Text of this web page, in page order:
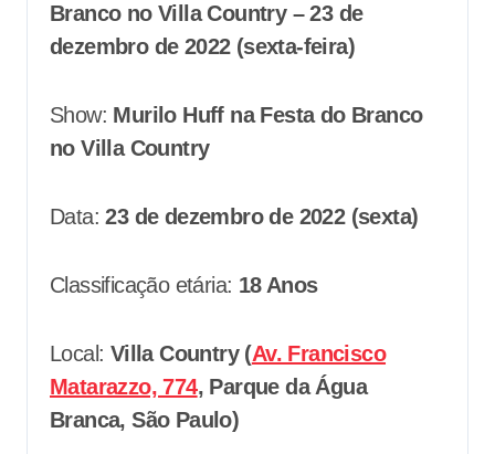
Branco no Villa Country – 23 de
dezembro de 2022 (sexta-feira)
Show: Murilo Huff na Festa do Branco
no Villa Country
Data: 23 de dezembro de 2022 (sexta)
Classificação etária: 18 Anos
Local: Villa Country (Av. Francisco
Matarazzo, 774, Parque da Água
Branca, São Paulo)